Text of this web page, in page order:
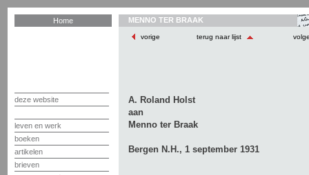
Home
deze website
leven en werk
boeken
artikelen
brieven
MENNO TER BRAAK
vorige terug naar lijst
A. Roland Holst
aan
Menno ter Braak
Bergen N.H., 1 september 1931